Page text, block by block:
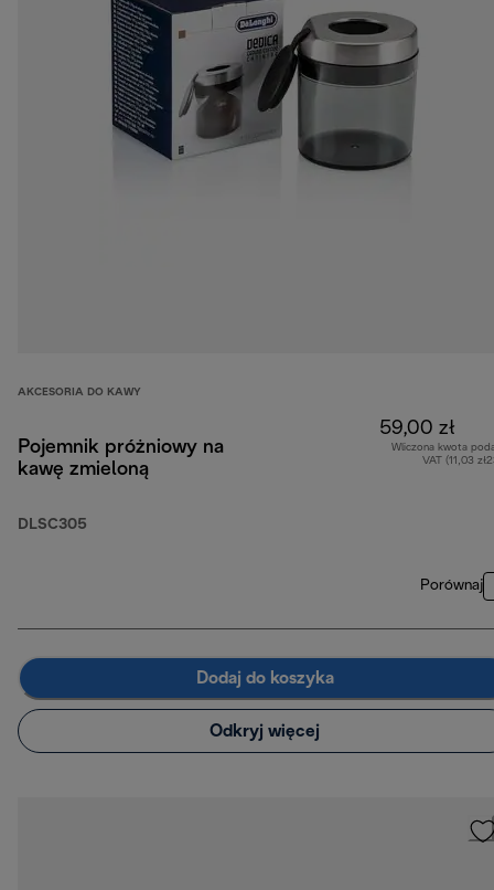
AKCESORIA DO KAWY
Pojemnik próżniowy na
kawę zmieloną
DLSC305
59,00 zł
Wliczona kwota
VAT (11,03
Porównaj
Dodaj do koszyka
Odkryj więcej